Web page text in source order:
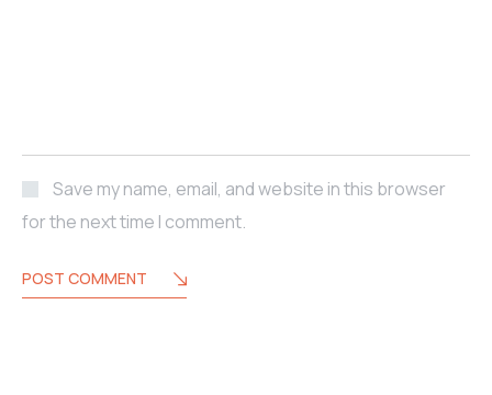
Save my name, email, and website in this browser
for the next time I comment.
POST COMMENT